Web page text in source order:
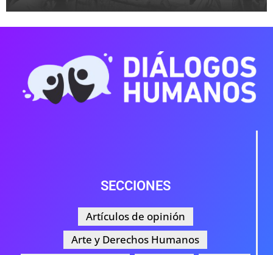
SECCIONES
Artículos de opinión
Arte y Derechos Humanos